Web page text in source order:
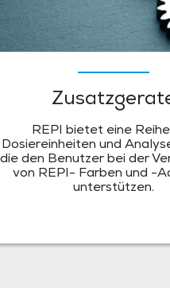
REPI bietet eine
Dosiereinheiten und
die den Benutzer bei der
von REPI- Farben und -
unterstützen.